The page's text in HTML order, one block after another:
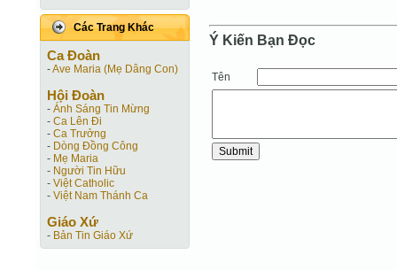
Các Trang Khác
Ca Ðoàn
-Ave Maria (Mẹ Dâng Con)
Hội Ðoàn
- Ánh Sáng Tin Mừng
- Ca Lên Đi
- Ca Trưởng
- Dòng Đồng Công
- Mẹ Maria
- Người Tin Hữu
- Việt Catholic
- Việt Nam Thánh Ca
Giáo Xứ
- Bản Tin Giáo Xứ
Ý Kiến Bạn Ðọc
Tên